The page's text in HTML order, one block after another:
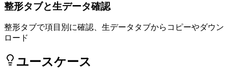
整形タブと生データ確認
整形タブで項目別に確認、生データタブからコピーやダウン
ロード
ユースケース